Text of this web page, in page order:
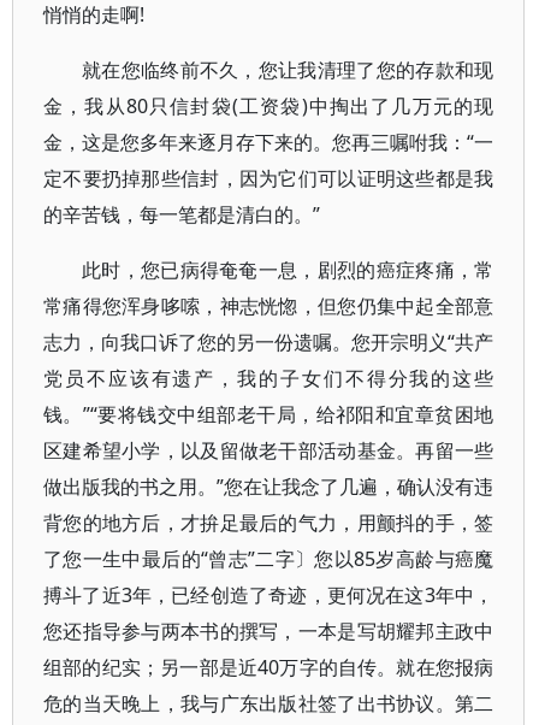
悄悄的走啊!
就在您临终前不久，您让我清理了您的存款和现
金，我从80只信封袋(工资袋)中掏出了几万元的现
金，这是您多年来逐月存下来的。您再三嘱咐我：“一
定不要扔掉那些信封，因为它们可以证明这些都是我
的辛苦钱，每一笔都是清白的。”
此时，您已病得奄奄一息，剧烈的癌症疼痛，常
常痛得您浑身哆嗦，神志恍惚，但您仍集中起全部意
志力，向我口诉了您的另一份遗嘱。您开宗明义“共产
党员不应该有遗产，我的子女们不得分我的这些
钱。”“要将钱交中组部老干局，给祁阳和宜章贫困地
区建希望小学，以及留做老干部活动基金。再留一些
做出版我的书之用。”您在让我念了几遍，确认没有违
背您的地方后，才拚足最后的气力，用颤抖的手，签
了您一生中最后的“曾志”二字〕您以85岁高龄与癌魔
搏斗了近3年，已经创造了奇迹，更何况在这3年中，
您还指导参与两本书的撰写，一本是写胡耀邦主政中
组部的纪实；另一部是近40万字的自传。就在您报病
危的当天晚上，我与广东出版社签了出书协议。第二